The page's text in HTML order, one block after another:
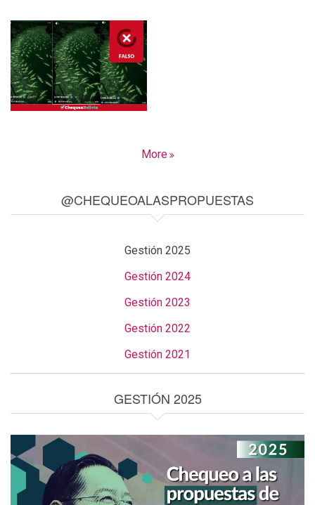
More
@CHEQUEOALASPROPUESTAS
Gestión 2025
Gestión 2024
Gestión 2023
Gestión 2022
Gestión 2021
GESTIÓN 2025